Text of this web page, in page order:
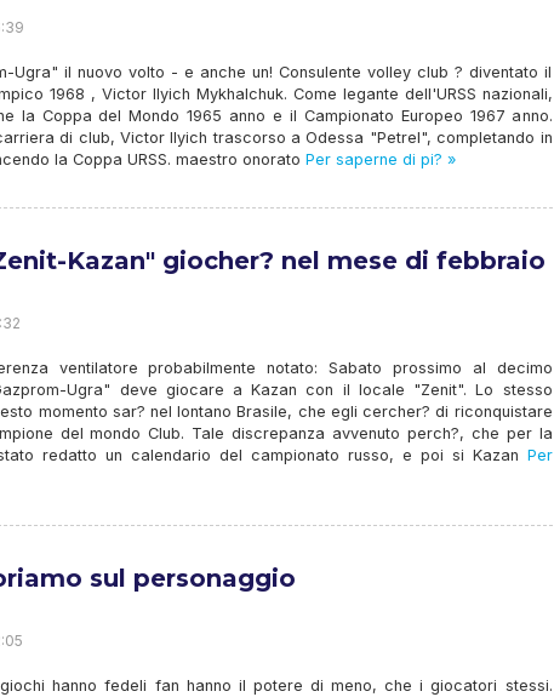
Ugra" il nuovo volto - e anche un! Consulente volley club ? diventato il
1968 , Victor Ilyich Mykhalchuk. Come legante dell'URSS nazionali,
la Coppa del Mondo 1965 anno e il Campionato Europeo 1967 anno.
di club, Victor Ilyich trascorso a Odessa "Petrel", completando in
la Coppa URSS. maestro onorato Per saperne di pi? »
Kazan" giocher? nel mese di febbraio
ventilatore probabilmente notato: Sabato prossimo al decimo
Ugra" deve giocare a Kazan con il locale "Zenit". Lo stesso
momento sar? nel lontano Brasile, che egli cercher? di riconquistare
del mondo Club. Tale discrepanza avvenuto perch?, che per la
redatto un calendario del campionato russo, e poi si Kazan Per
sul personaggio
hanno fedeli fan hanno il potere di meno, che i giocatori stessi.